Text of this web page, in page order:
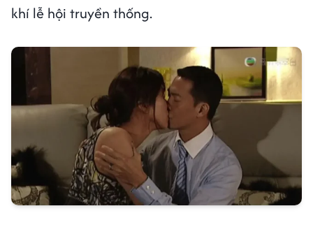
khí lễ hội truyền thống.